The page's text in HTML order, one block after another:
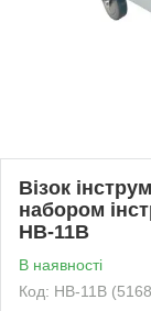
Візок
набором
HB-11B
В наявності
Код: HB-11B